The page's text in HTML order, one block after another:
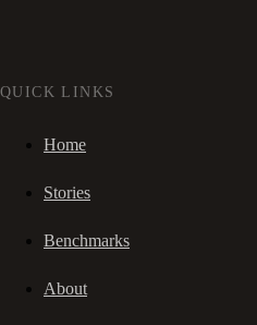
QUICK LINKS
Home
Stories
Benchmarks
About